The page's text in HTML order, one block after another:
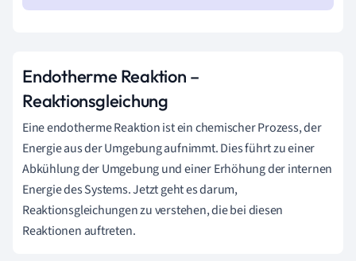
Endotherme Reaktion –
Reaktionsgleichung
Eine endotherme Reaktion ist ein chemischer Prozess, der
Energie aus der Umgebung aufnimmt. Dies führt zu einer
Abkühlung der Umgebung und einer Erhöhung der internen
Energie des Systems. Jetzt geht es darum,
Reaktionsgleichungen zu verstehen, die bei diesen
Reaktionen auftreten.